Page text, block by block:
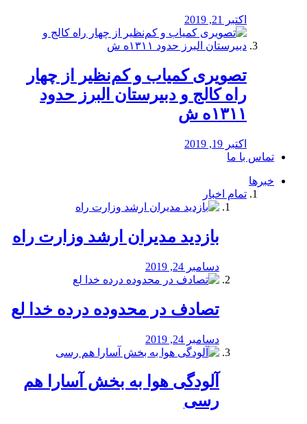
اکتبر 21, 2019
️تصویری کمیاب و کم‌نظیر از چهار
راه كالج و دبيرستان البرز حدود
۱۳۱۱ه ش
اکتبر 19, 2019
تماس با ما
خبرها
تمام اخبار
بازدید مدیران ارشد وزارت راه
دسامبر 24, 2019
تصادف در محدوده درده خدا لع
دسامبر 24, 2019
آلودگی هوا به بخش آسارا هم
رسی